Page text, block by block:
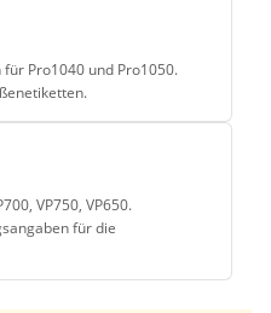
Pro1040 und Pro1050.
VP750, VP650.
für die